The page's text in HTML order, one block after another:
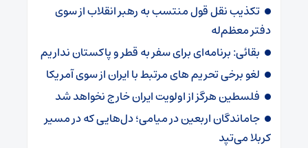
تکذیب نقل قول منتسب به رهبر انقلاب از سوی
دفتر معظم‌له
بقائی: برنامه‌ای برای سفر به قطر و پاکستان نداریم
لغو برخی تحریم های مرتبط با ایران از سوی آمریکا
فلسطین هرگز از اولویت ایران خارج نخواهد شد
جاماندگان اربعین در میامی؛ دل‌هایی که در مسیر
کربلا می‌تپد